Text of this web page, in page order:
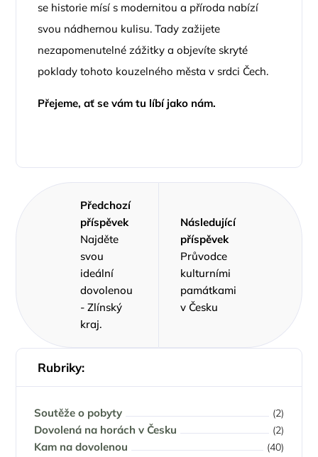
Rubriky:
Soutěže o pobyty (2)
Dovolená na horách v Česku (2)
Kam na dovolenou (40)
se historie mísí s modernitou a příroda nabízí
svou nádhernou kulisu. Tady zažijete
nezapomenutelné zážitky a objevíte skryté
poklady tohoto kouzelného města v srdci Čech.
Přejeme, ať se vám tu líbí jako nám.
Předchozí
příspěvek
Najděte
svou
ideální
dovolenou
- Zlínský
kraj.
Následující
příspěvek
Průvodce
kulturními
památkami
v Česku